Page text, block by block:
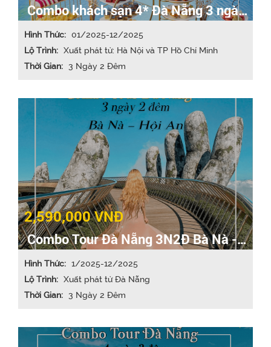
Combo khách sạn 4* Đà Nẵng 3 ngày
2 đêm
Hình Thức: 01/2025-12/2025
Lộ Trình: Xuất phát từ: Hà Nội và TP Hồ Chí Minh
Thời Gian: 3 Ngày 2 Đêm
2,590,000 VNĐ
Combo Tour Đà Nẵng 3N2Đ Bà Nà -
Hội An
Hình Thức: 1/2025-12/2025
Lộ Trình: Xuất phát từ Đà Nẵng
Thời Gian: 3 Ngày 2 Đêm